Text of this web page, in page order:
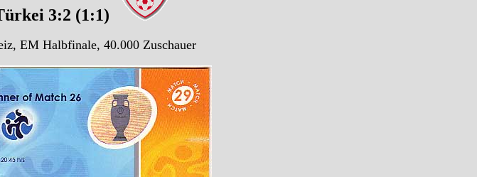
3:2 (1:1)
EM Halbfinale, 40.000 Zuschauer